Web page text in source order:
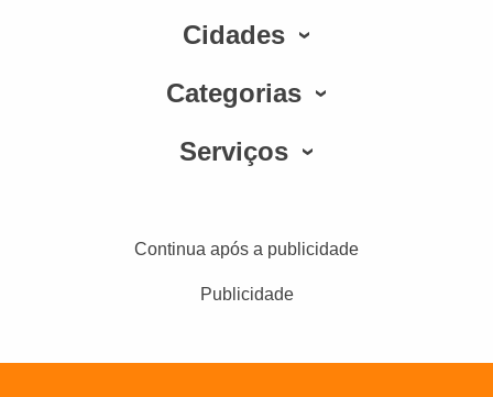
Cidades
Categorias
Serviços
Continua após a publicidade
Publicidade